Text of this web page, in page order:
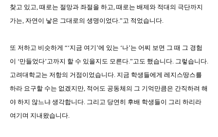
찾고 있고, 때로는 절망과 좌절을 하고, 때로는 배제와 적대의 극단까지
가는, 자연이 낳은 그대로의 생명이었다.”고 적었습니다.
또 저하고 비슷하게 “‘지금 여기’에 있는 ‘나’는 어찌 보면 그 때 그 경험
이 ‘만들었다’고까지 할 수 있을지도 모른다.”고도 했습니다. 그렇습니다.
고려대학교는 저항의 거점이었습니다. 지금 학생들에게 레지스땅스를
하라 요구할 수는 없겠지만, 적어도 공동체의 그 기억만큼은 간직하려 해
야 하지 않느냐 생각합니다. 그리고 당연히 후배 학생들이 그리 하리라
여기며 지내왔습니다.